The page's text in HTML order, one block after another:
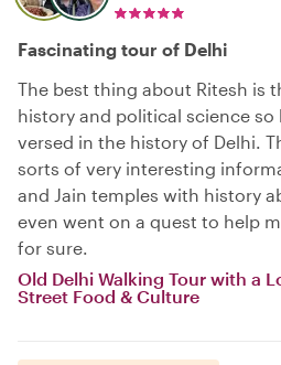
Fascinating tour of Delhi
The best thing about Ritesh is
history and political science so
versed in the history of Delhi.
sorts of very interesting
and Jain temples with history
even went on a quest to help
for sure.
Old Delhi Walking Tour with a
Street Food & Culture